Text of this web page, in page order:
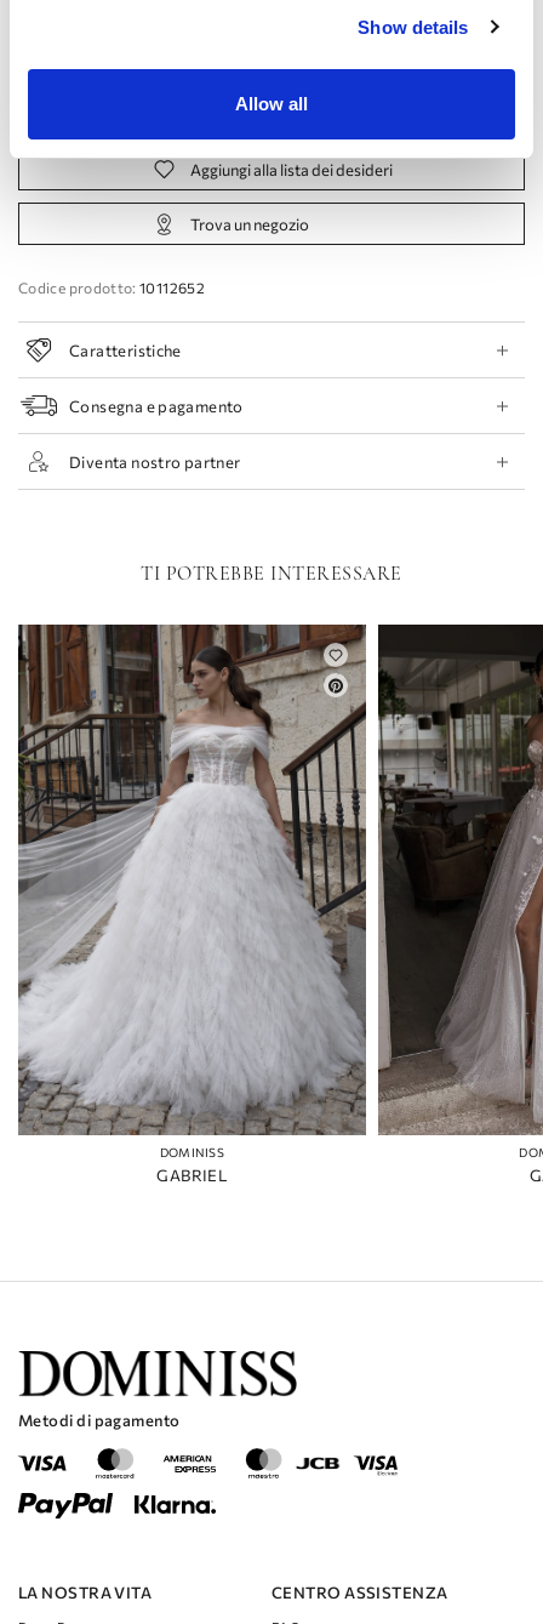
Show details
Allow all
50 EU
Prenota appuntamento
Aggiungi alla lista dei desideri
Trova un negozio
Codice prodotto: 10112652
Caratteristiche
Consegna e pagamento
Diventa nostro partner
TI POTREBBE INTERESSARE
DOMINISS
GABRIEL
LA NOSTRA VITA CENTRO ASSISTENZA
Metodi di pagamento